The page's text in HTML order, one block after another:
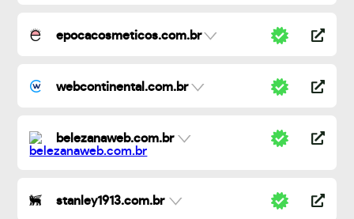
epocacosmeticos.com.br
webcontinental.com.br
belezanaweb.com.br
stanley1913.com.br